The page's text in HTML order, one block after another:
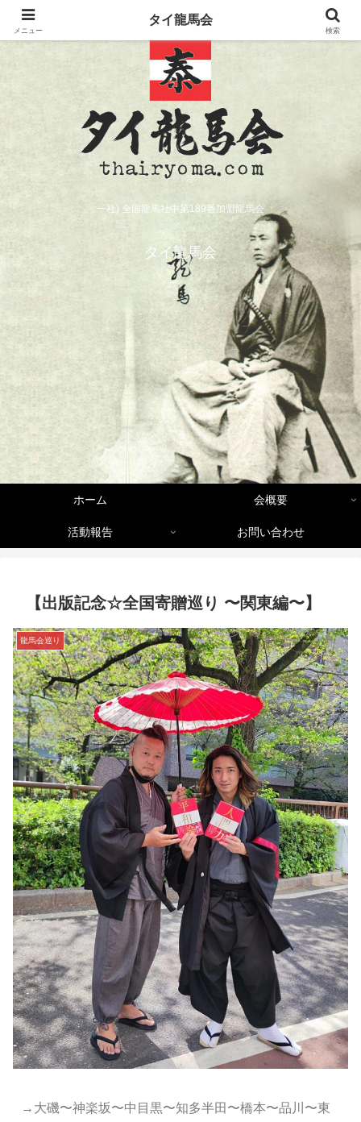
一社) 全国龍馬社中第189番加盟龍馬会
タイ龍馬会
ホーム 会概要
活動報告 お問い合わせ
【出版記念☆全国寄贈巡り 〜関東編〜】
龍馬会巡り
→大磯〜神楽坂〜中目黒〜知多半田〜橋本〜品川〜東
メニュー
タイ龍馬会
検索